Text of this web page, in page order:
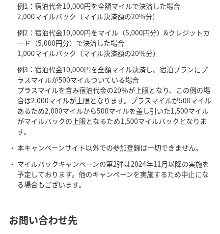
例1：宿泊代金10,000円を全額マイルで決済した場合
2,000マイルバック（マイル決済額の20%分）
例2：宿泊代金10,000円をマイル（5,000円分）&クレジットカ
ード（5,000円分）で決済した場合
1,000マイルバック（マイル決済額の20％分）
例3：宿泊代金10,000円を全額マイル決済し、宿泊プランにプ
ラスマイルが500マイルついている場合
プラスマイルを含み宿泊代金の20％が上限となり、この例の場
合は2,000マイルが上限となります。プラスマイルが500マイル
あるため2,000マイルから500マイルを差し引いた1,500マイル
がマイルバックの上限となるため1,500マイルバックとなりま
す。
本キャンペーンサイト以外での参加登録は一切できません。
マイルバックキャンペーンの第2弾は2024年11月以降の実施を
予定しております。他のキャンペーンを実施するため中止にな
る場合もございます。
お問い合わせ先